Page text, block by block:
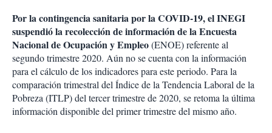
Por la contingencia sanitaria por la COVID-19, el INEGI
suspendió la recolección de información de la Encuesta
Nacional de Ocupación y Empleo(ENOE) referente al
segundo trimestre 2020. Aún no se cuenta con la información
para el cálculo de los indicadores para este periodo. Para la
comparación trimestral del Índice de la Tendencia Laboral de la
Pobreza (ITLP) del tercer trimestre de 2020, se retoma la última
información disponible del primer trimestre del mismo año.